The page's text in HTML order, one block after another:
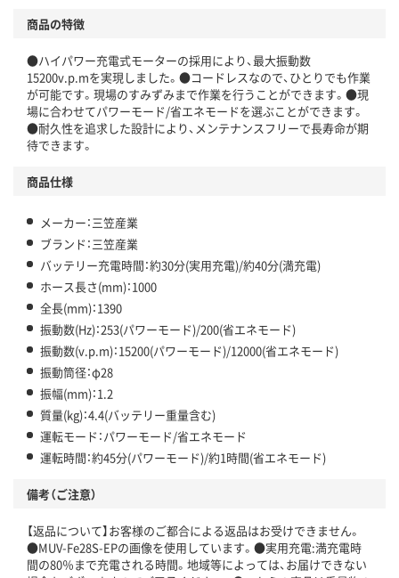
商品の特徴
●ハイパワー充電式モーターの採用により、最大振動数
15200v.p.mを実現しました。●コードレスなので、ひとりでも作業
が可能です。現場のすみずみまで作業を行うことができます。●現
場に合わせてパワーモード/省エネモードを選ぶことができます。
●耐久性を追求した設計により、メンテナンスフリーで長寿命が期
待できます。
商品仕様
メーカー：三笠産業
ブランド：三笠産業
バッテリー充電時間：約30分(実用充電)/約40分(満充電)
ホース長さ(mm)：1000
全長(mm)：1390
振動数(Hz)：253(パワーモード)/200(省エネモード)
振動数(v.p.m)：15200(パワーモード)/12000(省エネモード)
振動筒径：φ28
振幅(mm)：1.2
質量(kg)：4.4(バッテリー重量含む)
運転モード：パワーモード/省エネモード
運転時間：約45分(パワーモード)/約1時間(省エネモード)
備考（ご注意）
【返品について】お客様のご都合による返品はお受けできません。
●MUV-Fe28S-EPの画像を使用しています。●実用充電:満充電時
間の80％まで充電される時間。地域等によっては、お届けできない